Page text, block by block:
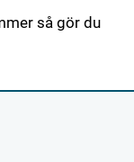
så gör du